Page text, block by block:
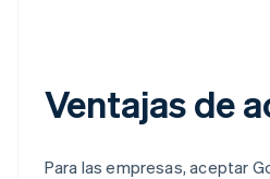
Ventajas de
Para las empresas, aceptar